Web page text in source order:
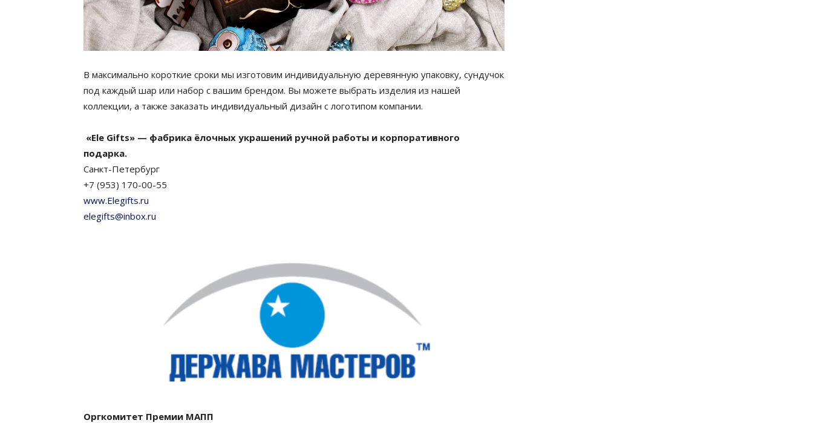
В максимально короткие сроки мы изготовим индивидуальную деревянную упаковку, сундучок
под каждый шар или набор с вашим брендом. Вы можете выбрать изделия из нашей
коллекции, а также заказать индивидуальный дизайн с логотипом компании.
«Ele Gifts» — фабрика ёлочных украшений ручной работы и корпоративного
подарка.
Санкт-Петербург
+7 (953) 170-00-55
www.Elegifts.ru
elegifts@inbox.ru
Оргкомитет Премии МАПП